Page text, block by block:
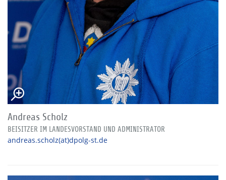
Andreas Scholz
BEISITZER IM LANDESVORSTAND UND ADMINISTRATOR
andreas.scholz(at)dpolg-st.de